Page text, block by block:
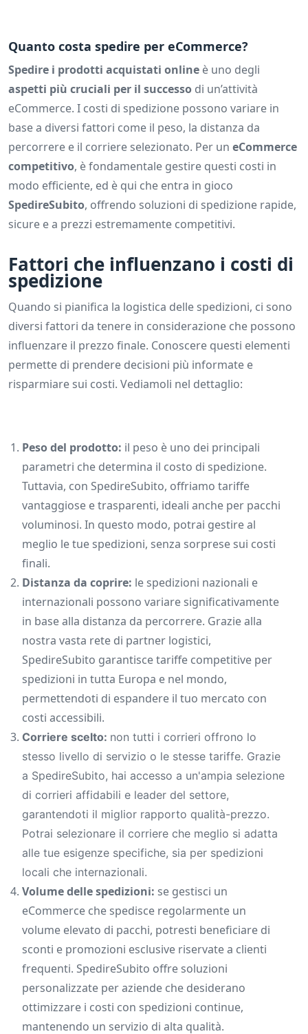
Quanto costa spedire per eCommerce?
Spedire i prodotti acquistati online è uno degli
aspetti più cruciali per il successo di un’attività
eCommerce. I costi di spedizione possono variare in
base a diversi fattori come il peso, la distanza da
percorrere e il corriere selezionato. Per un eCommerce
competitivo, è fondamentale gestire questi costi in
modo efficiente, ed è qui che entra in gioco
SpedireSubito, offrendo soluzioni di spedizione rapide,
sicure e a prezzi estremamente competitivi.
Fattori che influenzano i costi di
spedizione
Quando si pianifica la logistica delle spedizioni, ci sono
diversi fattori da tenere in considerazione che possono
influenzare il prezzo finale. Conoscere questi elementi
permette di prendere decisioni più informate e
risparmiare sui costi. Vediamoli nel dettaglio:
Peso del prodotto: il peso è uno dei principali
parametri che determina il costo di spedizione.
Tuttavia, con SpedireSubito, offriamo tariffe
vantaggiose e trasparenti, ideali anche per pacchi
voluminosi. In questo modo, potrai gestire al
meglio le tue spedizioni, senza sorprese sui costi
finali.
Distanza da coprire: le spedizioni nazionali e
internazionali possono variare significativamente
in base alla distanza da percorrere. Grazie alla
nostra vasta rete di partner logistici,
SpedireSubito garantisce tariffe competitive per
spedizioni in tutta Europa e nel mondo,
permettendoti di espandere il tuo mercato con
costi accessibili.
Corriere scelto: non tutti i corrieri offrono lo
stesso livello di servizio o le stesse tariffe. Grazie
a SpedireSubito, hai accesso a un'ampia selezione
di corrieri affidabili e leader del settore,
garantendoti il miglior rapporto qualità-prezzo.
Potrai selezionare il corriere che meglio si adatta
alle tue esigenze specifiche, sia per spedizioni
locali che internazionali.
Volume delle spedizioni: se gestisci un
eCommerce che spedisce regolarmente un
volume elevato di pacchi, potresti beneficiare di
sconti e promozioni esclusive riservate a clienti
frequenti. SpedireSubito offre soluzioni
personalizzate per aziende che desiderano
ottimizzare i costi con spedizioni continue,
mantenendo un servizio di alta qualità.